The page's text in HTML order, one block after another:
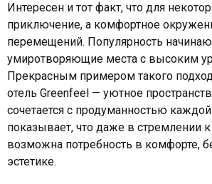
Интересен и тот факт, что для
приключение, а комфортное
перемещений. Популярность
умиротворяющие места с высоким
Прекрасным примером такого
отель Greenfeel — уютное
сочетается с продуманностью
показывает, что даже в стремлении
возможна потребность в комфорте,
эстетике.